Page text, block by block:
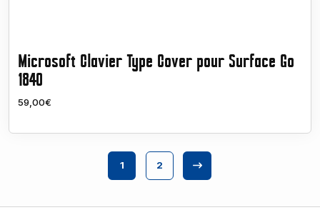
Microsoft Clavier Type Cover pour Surface Go
1840
59,00€
1 2 Next